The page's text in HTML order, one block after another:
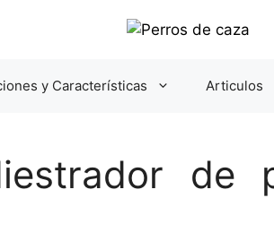
y Características Articulos
de